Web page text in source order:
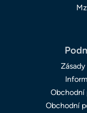
Obchodní
Obchodní